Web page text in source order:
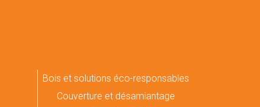
Bois et solutions éco-responsables
Couverture et désamiantage